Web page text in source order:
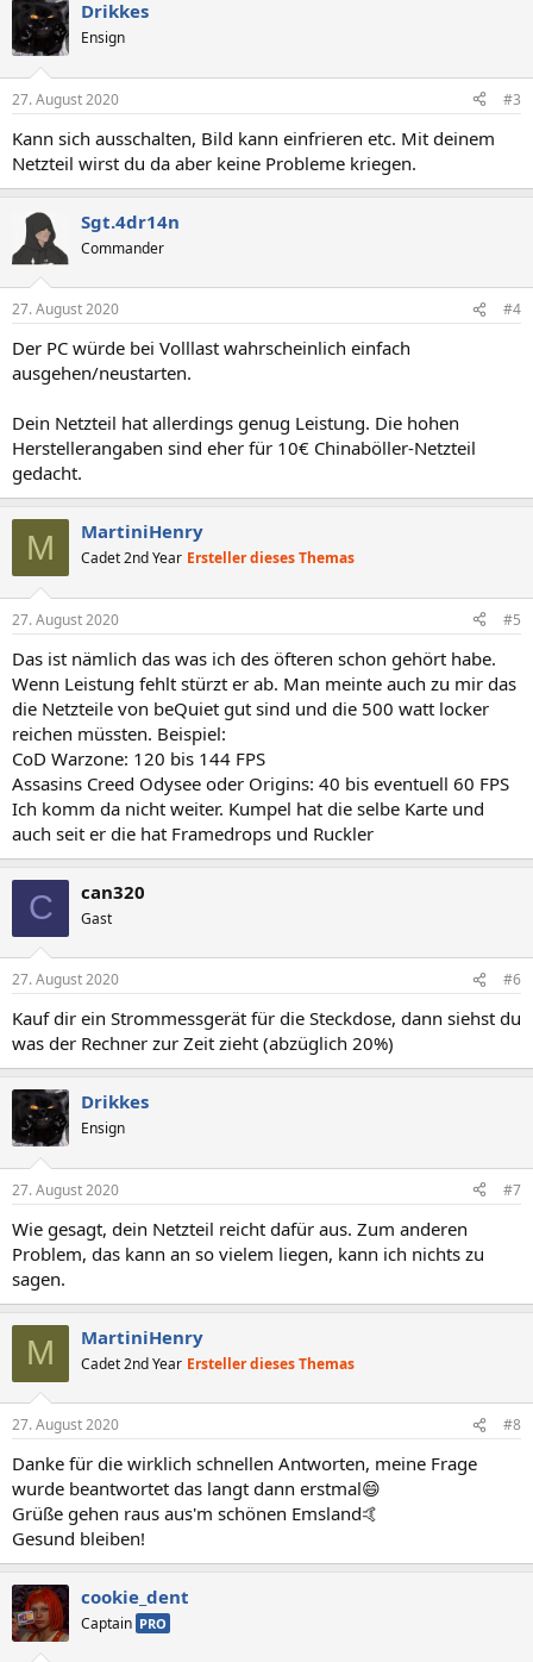
k
i
e
:
Drikkes
Ensign
27. August 2020 #3
Kann sich ausschalten, Bild kann einfrieren etc. Mit deinem
Netzteil wirst du da aber keine Probleme kriegen.
Sgt.4dr14n
Commander
27. August 2020 #4
Der PC würde bei Volllast wahrscheinlich einfach
ausgehen/neustarten.
Dein Netzteil hat allerdings genug Leistung. Die hohen
Herstellerangaben sind eher für 10€ Chinaböller-Netzteil
gedacht.
M MartiniHenry
Cadet 2nd Year Ersteller dieses Themas
27. August 2020 #5
Das ist nämlich das was ich des öfteren schon gehört habe.
Wenn Leistung fehlt stürzt er ab. Man meinte auch zu mir das
die Netzteile von beQuiet gut sind und die 500 watt locker
reichen müssten. Beispiel:
CoD Warzone: 120 bis 144 FPS
Assasins Creed Odysee oder Origins: 40 bis eventuell 60 FPS
Ich komm da nicht weiter. Kumpel hat die selbe Karte und
auch seit er die hat Framedrops und Ruckler
C can320
Gast
27. August 2020 #6
Kauf dir ein Strommessgerät für die Steckdose, dann siehst du
was der Rechner zur Zeit zieht (abzüglich 20%)
Drikkes
Ensign
27. August 2020 #7
Wie gesagt, dein Netzteil reicht dafür aus. Zum anderen
Problem, das kann an so vielem liegen, kann ich nichts zu
sagen.
M MartiniHenry
Cadet 2nd Year Ersteller dieses Themas
27. August 2020 #8
Danke für die wirklich schnellen Antworten, meine Frage
wurde beantwortet das langt dann erstmal😄
Grüße gehen raus aus'm schönen Emsland🤙
Gesund bleiben!
cookie_dent
Captain PRO